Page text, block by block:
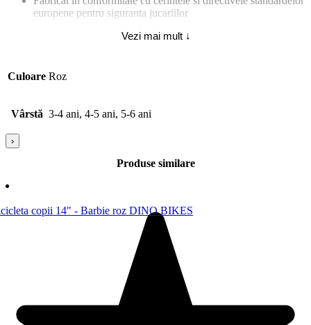
europene pentru siguranta jucariilor
Dimensiuni produs (LxWxH): 90 x 102 x 109 cm
Greutate bruta: 10,25 kg
Vezi mai mult ↓
Culoare Roz
Vârstă 3-4 ani, 4-5 ani, 5-6 ani
›
Produse similare